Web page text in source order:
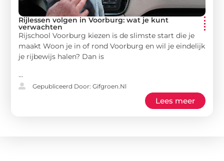
Rijlessen volgen in Voorburg: wat je kunt
verwachten
Rijschool Voorburg kiezen is de slimste start die je
maakt Woon je in of rond Voorburg en wil je eindelijk
je rijbewijs halen? Dan is
...
Gepubliceerd Door: Gifgroen.nl
Lees meer